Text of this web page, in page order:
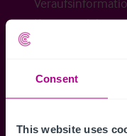
Consent
This website uses
Kartenansicht
erhalten.